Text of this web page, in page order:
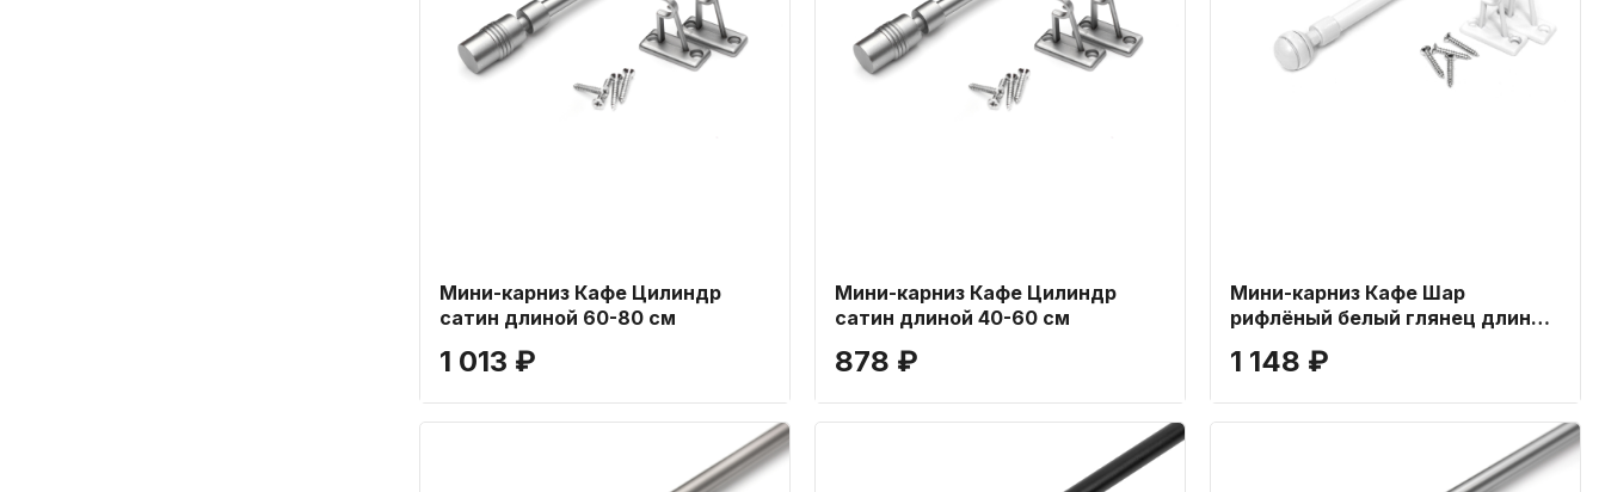
Мини-карниз Кафе Цилиндр
сатин длиной 60-80 см
1 013 ₽
Мини-карниз Кафе Цилиндр
сатин длиной 40-60 см
878 ₽
Мини-карниз Кафе Шар
рифлёный белый глянец длиной
1 148 ₽